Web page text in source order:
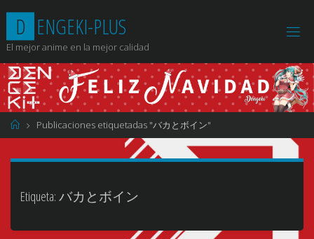
contenido
D ENGEKI-PLUS
El mejor anime en la mejor calidad
Página
de
Publicaciones etiquetadas "バカとボイン"
Etiqueta: バカとボイン